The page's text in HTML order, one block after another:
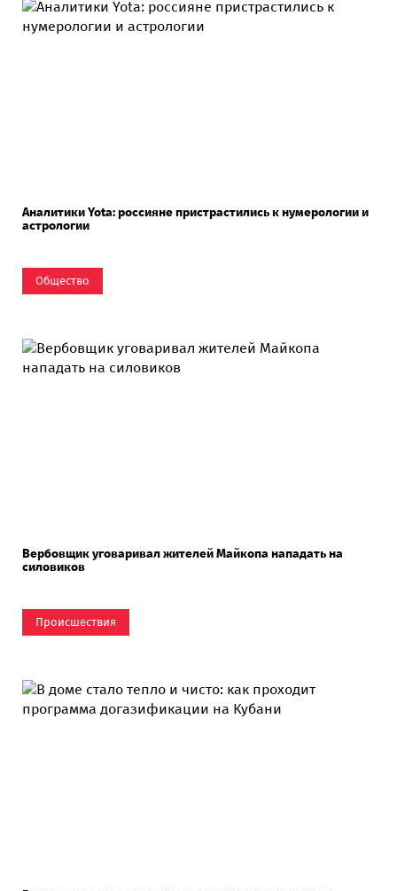
Аналитики Yota: россияне пристрастились к нумерологии и
астрологии
Общество
Вербовщик уговаривал жителей Майкопа нападать на
силовиков
Происшествия